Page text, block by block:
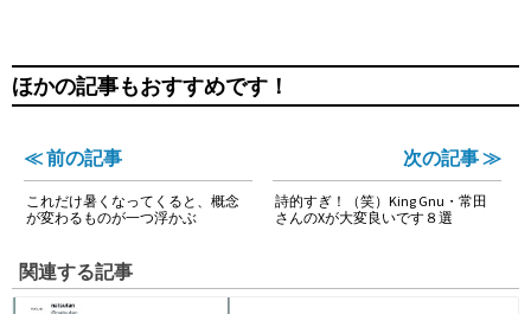
ほかの記事もおすすめです！
≪ 前の記事
これだけ暑くなってくると、概念
が変わるものが一つ浮かぶ
次の記事 ≫
詩的すぎ！（笑）King Gnu・常田
さんのXが大変良いです８選
関連する記事